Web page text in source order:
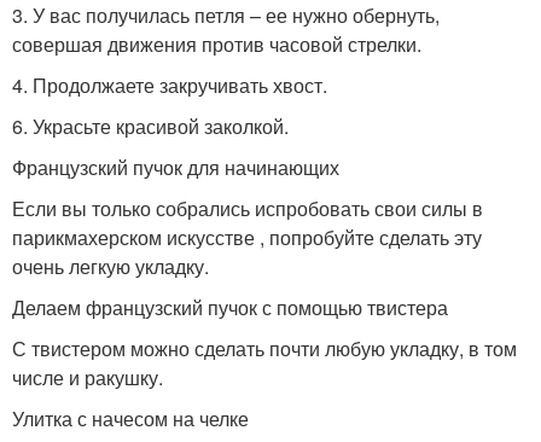
3. У вас получилась петля – ее нужно обернуть,
совершая движения против часовой стрелки.
4. Продолжаете закручивать хвост.
6. Украсьте красивой заколкой.
Французский пучок для начинающих
Если вы только собрались испробовать свои силы в
парикмахерском искусстве , попробуйте сделать эту
очень легкую укладку.
Делаем французский пучок с помощью твистера
С твистером можно сделать почти любую укладку, в том
числе и ракушку.
Улитка с начесом на челке